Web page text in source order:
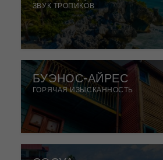
ЗВУК ТРОПИКОВ
БУЭНОС-АЙРЕС
ГОРЯЧАЯ ИЗЫСКАННОСТЬ